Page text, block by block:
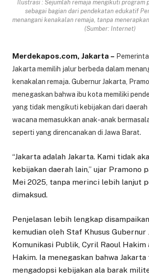
Ilustrasi : Sejumlah remaja mengikuti program
sebagai bagian dari pendekatan edukatif
menangani kenakalan remaja, tanpa
(Sumber: Internet)
Merdekapos.com, Jakarta –
Jakarta memilih jalur berbeda dalam
kenakalan remaja. Gubernur Jakarta,
menegaskan bahwa ibu kota memiliki
yang tidak mengikuti kebijakan dari daerah
wacana memasukkan anak-anak
seperti yang direncanakan di Jawa Barat.
“Jakarta adalah Jakarta. Kami tidak
kebijakan daerah lain,” ujar Pramono
Mei 2025, tanpa merinci lebih lanjut
dimaksud.
Penjelasan lebih lengkap
kemudian oleh Staf Khusus Gubernur
Komunikasi Publik, Cyril Raoul Hakim
Hakim. Ia menegaskan bahwa
mengadopsi kebijakan ala barak